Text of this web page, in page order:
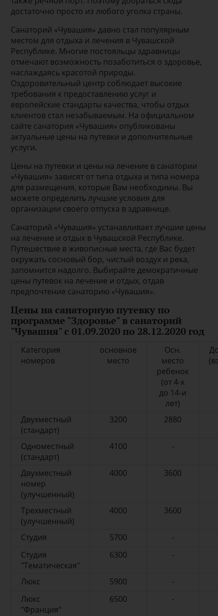
достаточно просто из любого уголка страны.
Санаторий «Чувашия» давно стал популярным
местом для отдыха и лечения в Чувашской
Республике. Многие постояльцы здравницы
отмечают возможность позаботиться о здоровье,
наслаждаясь красотой природы.
Оздоровительный центр соблюдает высокие
требования к предоставлению услуг и
европейские стандарты качества, чтобы отдых
клиентов стал незабываемым. На официальном
сайте санатория «Чувашия» опубликованы
актуальные цены на путевки и дополнительные
услуги.
Цены на путевки и цены на лечение в санатории
«Чувашия» зависят от типа отдыха и типа номера
для размещения, которые Вам необходимы. Вы
можете определить лучшие условия для
организации своего отпуска в здравнице.
Санаторий «Чувашия» устанавливает лучшие цены
на лечение и отдых в Чувашской Республике.
Путешествие в живописные места, где Вас будет
окружать сосновый бор, чистый воздух и река,
запомнится надолго. Выбирайте демократичные
цены путевок на лечение и отдых, отдав
предпочтение санаторию «Чувашия».
Цены на санаторную путевку по
программе "Здоровье" в санаторий
"Чувашия" с 01.09.2020 по 28.12.2020 год
Категория
номеров
основное
место
Осн.
место
ребенок
(от 4-х
до 14-и
лет)
Двухместный
(стандарт)
3200 2880
Одноместный
(стандарт)
4100 -
Двухместный
номер
(улучшенный)
4000 3600
Трехместный
(улучшенный)
4000 3600
Студия 5700
-
Студия
"Тематическая"
6300 -
Люкс 5900
-
Люкс
"Франция"
6500 -